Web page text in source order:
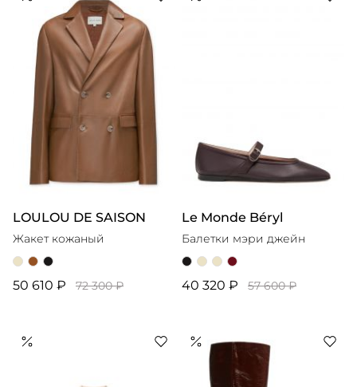
LOULOU DE SAISON
Жакет кожаный
50 610 ₽ 72 300 ₽
Le Monde Béryl
Балетки мэри джейн
40 320 ₽ 57 600 ₽